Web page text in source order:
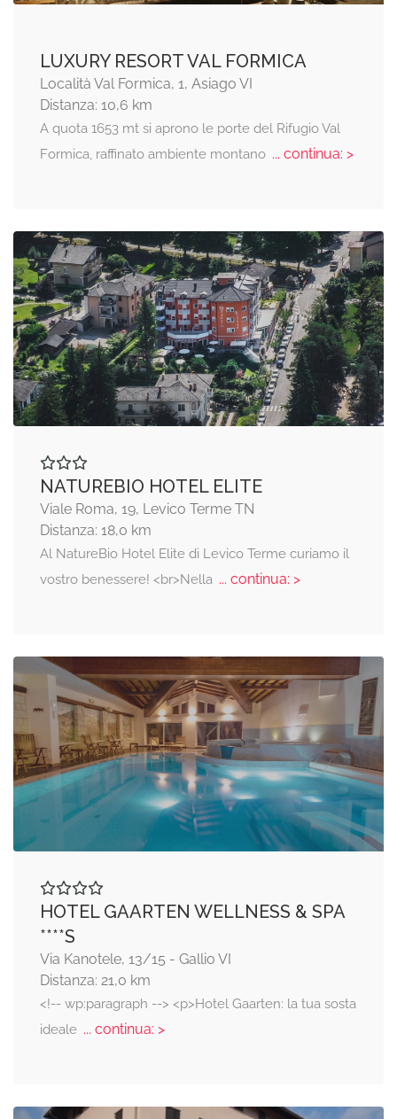
LUXURY RESORT VAL FORMICA
Località Val Formica, 1, Asiago VI
Distanza: 10,6 km
A quota 1653 mt si aprono le porte del Rifugio Val
Formica, raffinato ambiente montano... continua: >
NATUREBIO HOTEL ELITE
Viale Roma, 19, Levico Terme TN
Distanza: 18,0 km
Al NatureBio Hotel Elite di Levico Terme curiamo il
vostro benessere! <br>Nella... continua: >
HOTEL GAARTEN WELLNESS & SPA
****S
Via Kanotele, 13/15 - Gallio VI
Distanza: 21,0 km
<!-- wp:paragraph --> <p>Hotel Gaarten: la tua sosta
ideale... continua: >